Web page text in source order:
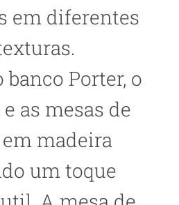
em diferentes
banco Porter, o
as mesas de
madeira
um toque